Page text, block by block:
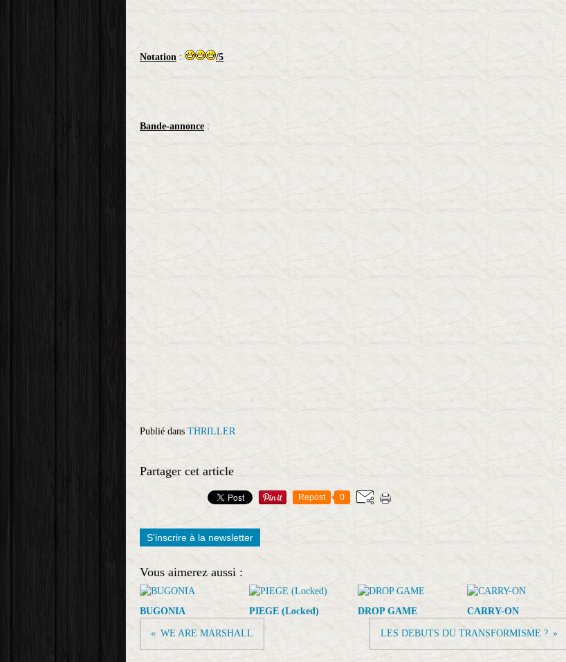
Notation : /5
Bande-annonce :
Publié dans THRILLER
Partager cet article
Repost 0
S'inscrire à la newsletter
Vous aimerez aussi :
BUGONIA PIEGE (Locked) DROP GAME CARRY-ON
WE ARE MARSHALL LES DEBUTS DU TRANSFORMISME ?